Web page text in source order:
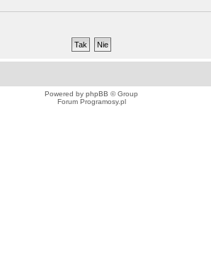
Powered by phpBB © Group
Forum Programosy.pl